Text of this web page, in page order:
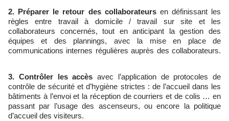
2. Préparer le retour des collaborateursen définissant les
règles entre travail à domicile / travail sur site et les
collaborateurs concernés, tout en anticipant la gestion des
équipes et des plannings, avec la mise en place de
communications internes régulières auprès des collaborateurs.
3. Contrôler les accès avec l’application de protocoles de
contrôle de sécurité et d’hygiène strictes : de l’accueil dans les
bâtiments à l’envoi et la réception de courriers et de colis … en
passant par l’usage des ascenseurs, ou encore la politique
d’accueil des visiteurs.